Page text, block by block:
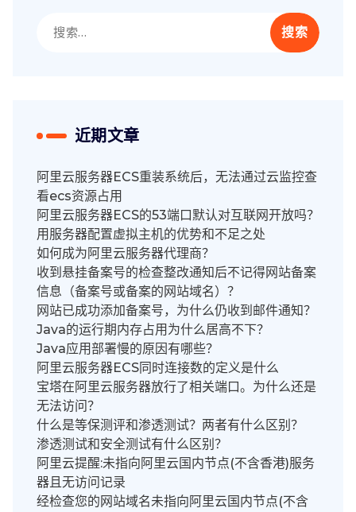
索：
近期文章
阿里云服务器ECS重装系统后，无法通过云监控查
看ecs资源占用
阿里云服务器ECS的53端口默认对互联网开放吗？
用服务器配置虚拟主机的优势和不足之处
如何成为阿里云服务器代理商？
收到悬挂备案号的检查整改通知后不记得网站备案
信息（备案号或备案的网站域名）？
网站已成功添加备案号，为什么仍收到邮件通知？
Java的运行期内存占用为什么居高不下？
Java应用部署慢的原因有哪些？
阿里云服务器ECS同时连接数的定义是什么
宝塔在阿里云服务器放行了相关端口。为什么还是
无法访问？
什么是等保测评和渗透测试？两者有什么区别？
渗透测试和安全测试有什么区别？
阿里云提醒:未指向阿里云国内节点(不含香港)服务
器且无访问记录
经检查您的网站域名未指向阿里云国内节点(不含